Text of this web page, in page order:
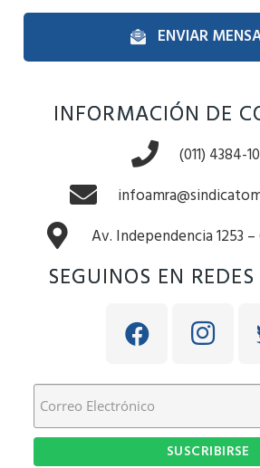
ENVIAR
INFORMACIÓN DE
(011) 4384-
Av. Independencia 1253 –
SEGUINOS EN